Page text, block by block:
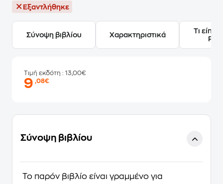
Εξαντλήθηκε
Σύνοψη βιβλίου Χαρακτηριστικά
Τι
Τιμή εκδότη : 13,00€
9,08€
Σύνοψη βιβλίου
Το παρόν βιβλίο είναι γραμμένο για